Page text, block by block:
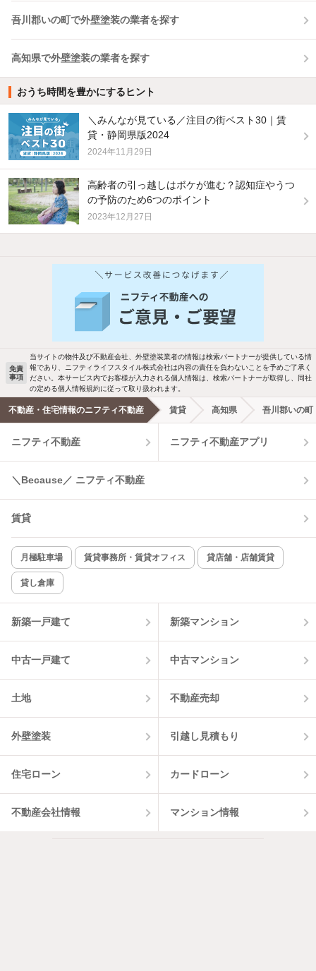
吾川郡いの町で外壁塗装の業者を探す
高知県で外壁塗装の業者を探す
おうち時間を豊かにするヒント
＼みんなが見ている／注目の街ベスト30｜賃
貸・静岡県版2024
2024年11月29日
高齢者の引っ越しはボケが進む？認知症やうつ
の予防のため6つのポイント
2023年12月27日
他の人はこんな条件で絞り込んでいます！
バス・トイレ別 2階以上
洗濯機置場あり 独立洗面台
エアコンあり 都市ガス
温水洗浄便座 オートロック
コンロ2口以上
新着のみ インターネット無料
該当件数:
物件一覧に反映
免責
事項
当サイトの物件及び不動産会社、外壁塗装業者の情報は検索パートナーが提供している情
報であり、ニフティライフスタイル株式会社は内容の責任を負わないことを予めご了承く
ださい。本サービス内でお客様が入力される個人情報は、検索パートナーが取得し、同社
の定める個人情報規約に従って取り扱われます。
不動産・住宅情報のニフティ不動産 賃貸 高知県 吾川郡いの町
ニフティ不動産 ニフティ不動産アプリ
＼Because／ ニフティ不動産
賃貸
月極駐車場 賃貸事務所・賃貸オフィス 貸店舗・店舗賃貸
貸し倉庫
新築一戸建て 新築マンション
中古一戸建て 中古マンション
土地 不動産売却
外壁塗装 引越し見積もり
住宅ローン カードローン
不動産会社情報 マンション情報